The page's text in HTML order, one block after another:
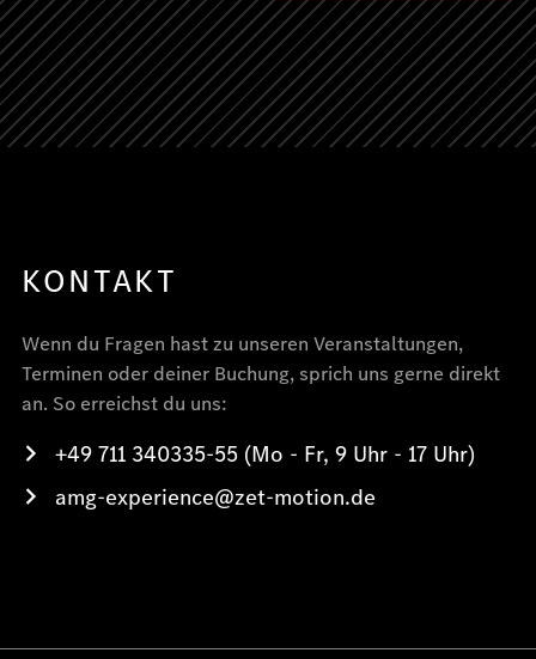
KONTAKT
Wenn du Fragen hast zu unseren Veranstaltungen,
Terminen oder deiner Buchung, sprich uns gerne direkt
an. So erreichst du uns:
+49 711 340335-55 (Mo - Fr, 9 Uhr - 17 Uhr)
amg-experience@zet-motion.de